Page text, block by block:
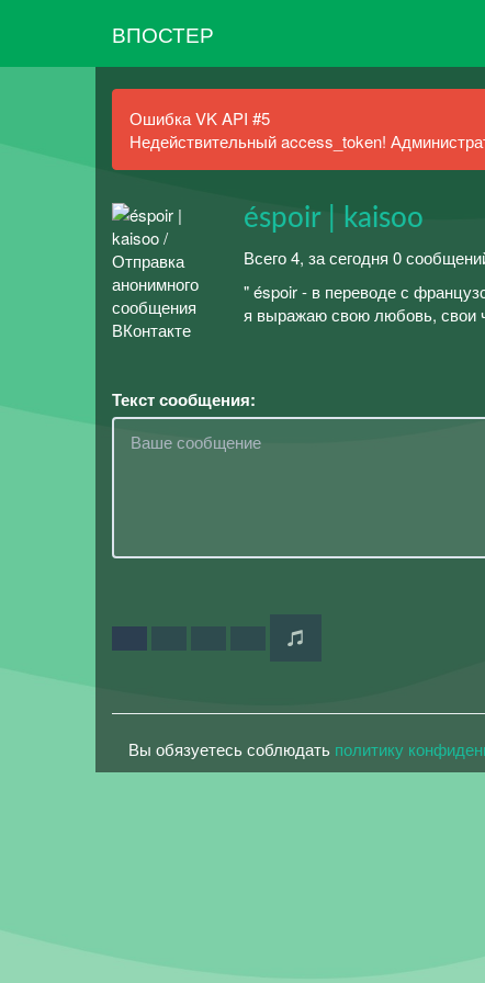
ВПОСТЕР
Ошибка VK API #5
Недействительный access_token!
éspoir | kaisoo
Всего 4, за сегодня 0
" éspoir - в переводе с
я выражаю свою любовь, свои
Текст сообщения:
Вы обязуетесь соблюдать политику